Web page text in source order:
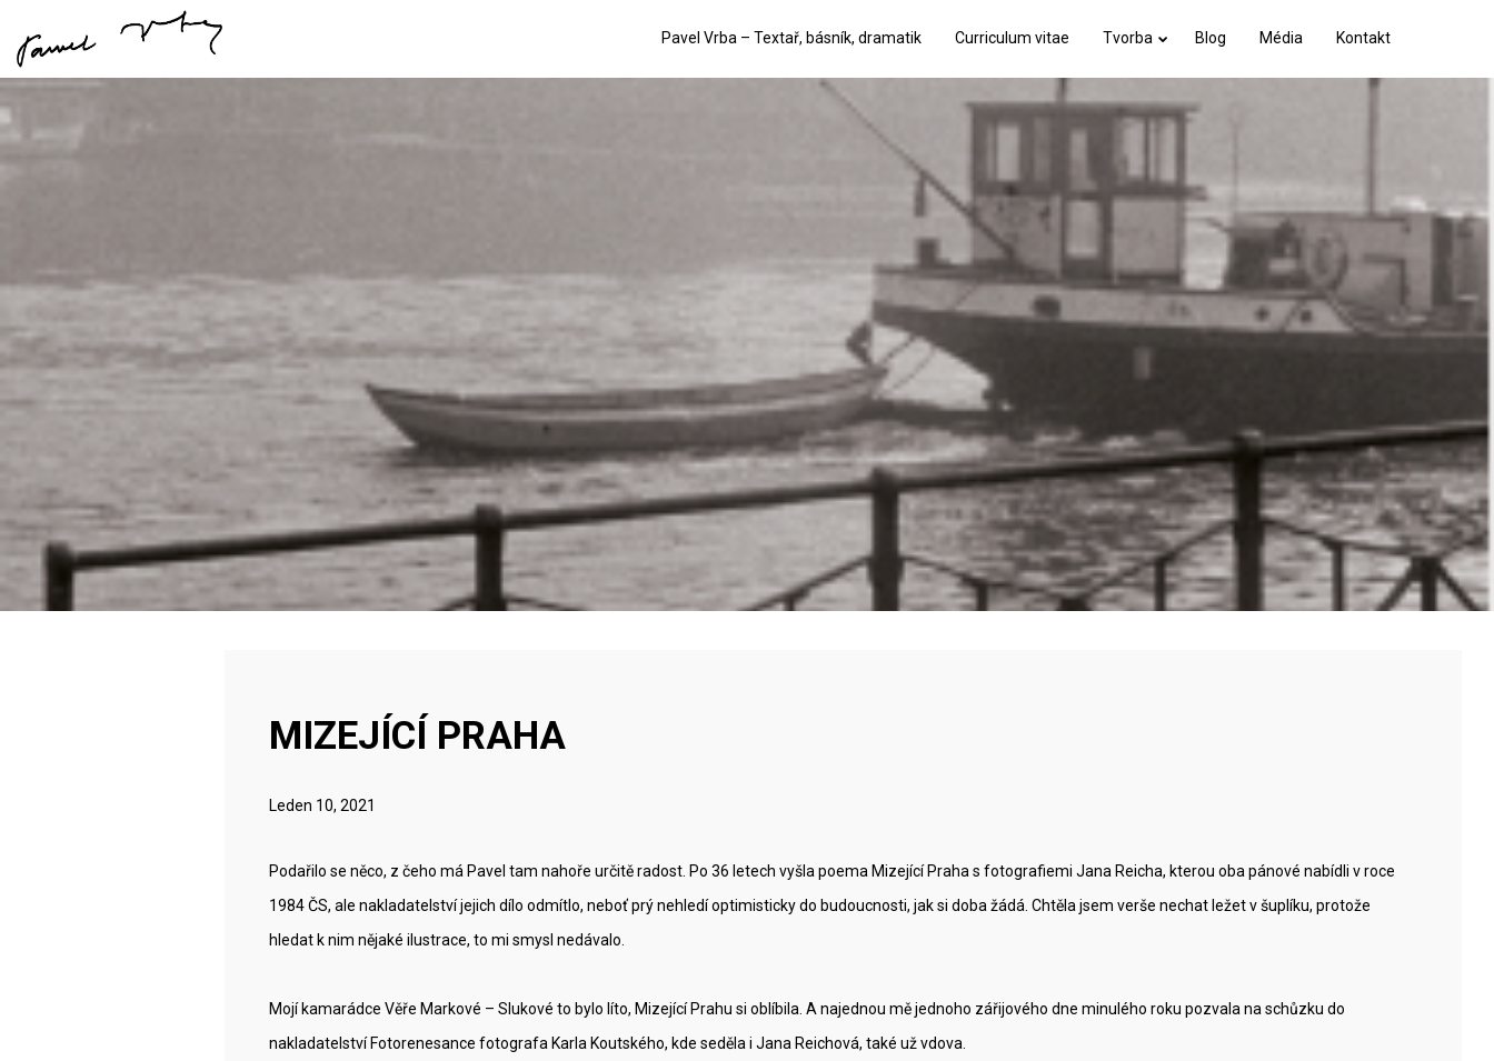
Pavel Vrba – Textař, básník, dramatik Curriculum vitae Tvorba Blog Média Kontakt
MIZEJÍCÍ PRAHA
Leden 10, 2021
Podařilo se něco, z čeho má Pavel tam nahoře určitě radost. Po 36 letech vyšla poema Mizející Praha s fotografiemi Jana Reicha, kterou oba pánové nabídli v roce
1984 ČS, ale nakladatelství jejich dílo odmítlo, neboť prý nehledí optimisticky do budoucnosti, jak si doba žádá. Chtěla jsem verše nechat ležet v šuplíku, protože
hledat k nim nějaké ilustrace, to mi smysl nedávalo.
Mojí kamarádce Věře Markové – Slukové to bylo líto, Mizející Prahu si oblíbila. A najednou mě jednoho zářijového dne minulého roku pozvala na schůzku do
nakladatelství Fotorenesance fotografa Karla Koutského, kde seděla i Jana Reichová, také už vdova.